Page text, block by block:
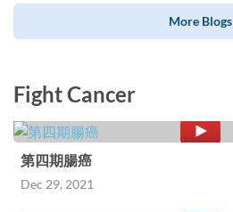
More Blogs
Fight Cancer
第四期腸癌
Dec 29, 2021